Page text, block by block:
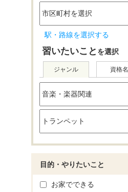
駅・路線を選択する
習いたいこと を選択
ジャンル 資格名
目的・やりたいこと
お家でできる